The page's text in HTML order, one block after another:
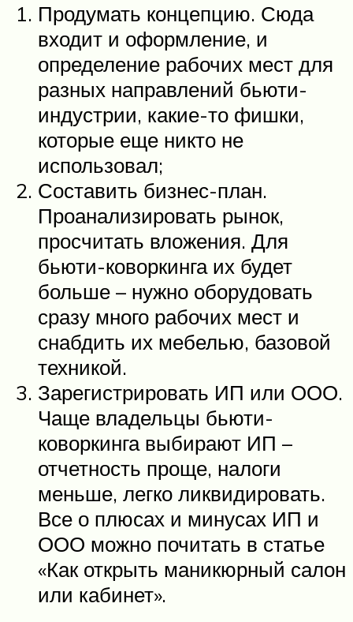
Продумать концепцию. Сюда
входит и оформление, и
определение рабочих мест для
разных направлений бьюти-
индустрии, какие-то фишки,
которые еще никто не
использовал;
Составить бизнес-план.
Проанализировать рынок,
просчитать вложения. Для
бьюти-коворкинга их будет
больше – нужно оборудовать
сразу много рабочих мест и
снабдить их мебелью, базовой
техникой.
Зарегистрировать ИП или ООО.
Чаще владельцы бьюти-
коворкинга выбирают ИП –
отчетность проще, налоги
меньше, легко ликвидировать.
Все о плюсах и минусах ИП и
ООО можно почитать в статье
«Как открыть маникюрный салон
или кабинет».